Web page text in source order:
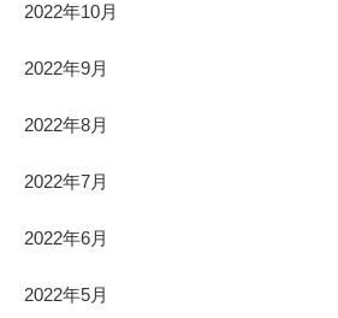
2022年10月
2022年9月
2022年8月
2022年7月
2022年6月
2022年5月